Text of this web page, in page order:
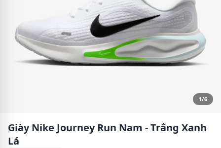
1/6
Giày Nike Journey Run Nam - Trắng Xanh
Lá